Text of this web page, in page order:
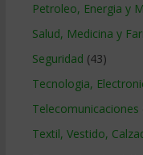
Petroleo, Energia y
Salud, Medicina y
Seguridad (43)
Tecnologia,
Telecomunicaciones
Textil, Vestido,